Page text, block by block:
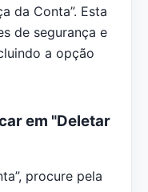
da Conta”. Esta
de segurança e
a opção
em "Deletar
procure pela